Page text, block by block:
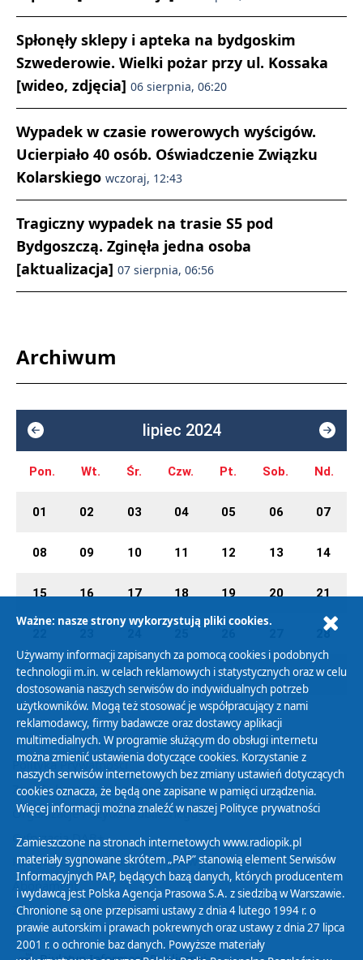
Spłonęły sklepy i apteka na bydgoskim
Szwederowie. Wielki pożar przy ul. Kossaka
[wideo, zdjęcia] 06 sierpnia, 06:20
Wypadek w czasie rowerowych wyścigów.
Ucierpiało 40 osób. Oświadczenie Związku
Kolarskiego wczoraj, 12:43
Tragiczny wypadek na trasie S5 pod
Bydgoszczą. Zginęła jedna osoba
[aktualizacja] 07 sierpnia, 06:56
Archiwum
lipiec 2024
Pon. Wt. Śr. Czw. Pt. Sob. Nd.
01 02 03 04 05 06 07
08 09 10 11 12 13 14
15 16 17 18 19 20 21
28
29 30 31 01 02 03 04
Polityka Prywatności
Zasady korzystania z Serwisu
Organizacje Pożytku Publicznego
Cyfryzacja DAB+
Polityka ochrony danych osobowych
Abonament
Zamówienia publiczne
Ważne: nasze strony wykorzystują pliki cookies.
Używamy informacji zapisanych za pomocą cookies i podobnych
technologii m.in. w celach reklamowych i statystycznych oraz w celu
dostosowania naszych serwisów do indywidualnych potrzeb
użytkowników. Mogą też stosować je współpracujący z nami
reklamodawcy, firmy badawcze oraz dostawcy aplikacji
multimedialnych. W programie służącym do obsługi internetu
można zmienić ustawienia dotyczące cookies. Korzystanie z
naszych serwisów internetowych bez zmiany ustawień dotyczących
cookies oznacza, że będą one zapisane w pamięci urządzenia.
Więcej informacji można znaleźć w naszej Polityce prywatności
Zamieszczone na stronach internetowych www.radiopik.pl
materiały sygnowane skrótem „PAP” stanowią element Serwisów
Informacyjnych PAP, będących bazą danych, których producentem
i wydawcą jest Polska Agencja Prasowa S.A. z siedzibą w Warszawie.
Chronione są one przepisami ustawy z dnia 4 lutego 1994 r. o
prawie autorskim i prawach pokrewnych oraz ustawy z dnia 27 lipca
2001 r. o ochronie baz danych. Powyższe materiały